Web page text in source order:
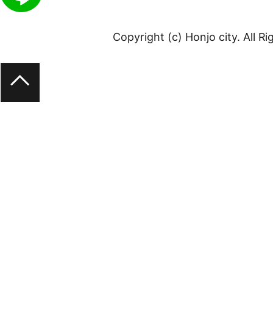
Copyright (c) Honjo city. All